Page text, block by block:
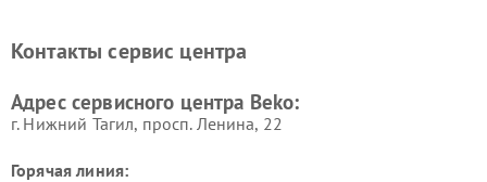
Ремонт холодильников Beko Ремонт морозильных камер
Контакты сервис центра
Адрес сервисного центра Beko:
г. Нижний Тагил, просп. Ленина, 22
Горячая линия: